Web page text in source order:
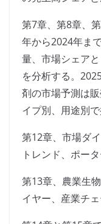
第7章、第8章、
年から2024年ま
量、市場シェア
を分析する。
剤の市場予測は
イプ別、用途別で
第12章、市場ダ
トレンド、ポー
第13章、農業生
イヤー、産業チェ